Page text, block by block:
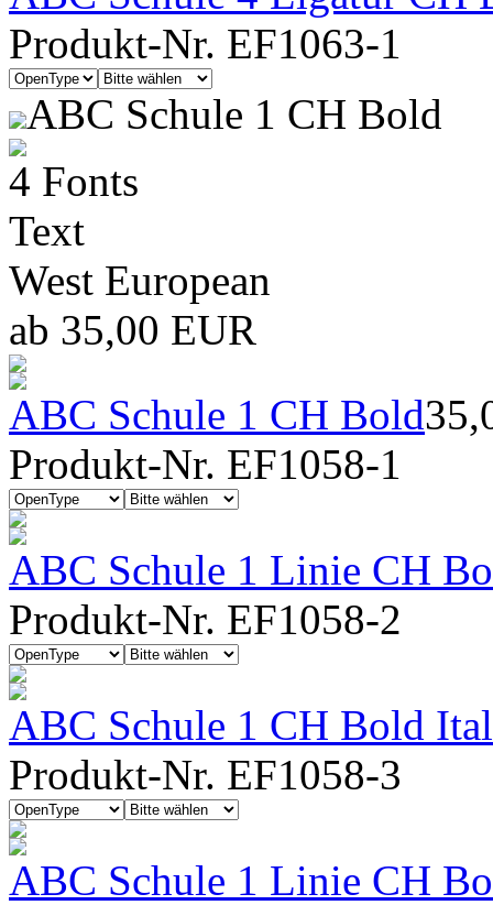
Produkt-Nr. EF1063-1
ABC Schule 1 CH Bold
4 Fonts
Text
West European
ab 35,00 EUR
ABC Schule 1 CH Bold
Produkt-Nr. EF1058-1
ABC Schule 1 Linie CH
Produkt-Nr. EF1058-2
ABC Schule 1 CH Bold
Produkt-Nr. EF1058-3
ABC Schule 1 Linie CH